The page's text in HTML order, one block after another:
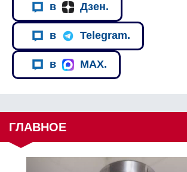
в Дзен.
в Telegram.
в MAX.
ГЛАВНОЕ